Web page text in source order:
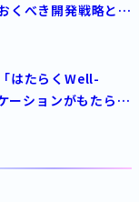
くべき開発戦略と文
はたらくWell-
ーションがもたらす